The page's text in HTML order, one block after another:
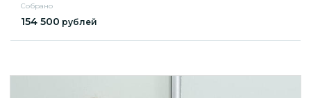
Собрано
154 500 рублей